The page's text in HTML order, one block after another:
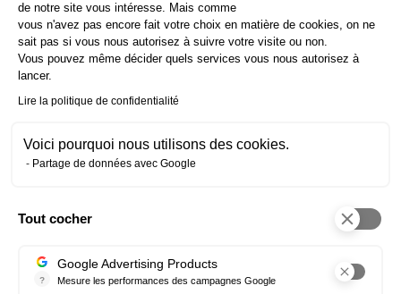
de notre site vous intéresse. Mais comme
vous n'avez pas encore fait votre choix en matière de cookies, on ne
sait pas si vous nous autorisez à suivre votre visite ou non.
Vous pouvez même décider quels services vous nous autorisez à
lancer.
Lire la politique de confidentialité
Voici pourquoi nous utilisons des cookies.
Partage de données avec Google
Tout cocher
?
Google Advertising Products
Mesure les performances des campagnes Google
FAQ — Rémunération variable
variable ?
Comment fixer des objectifs sécurisés ?
Ils doivent être clairs, mesurables et communiqués